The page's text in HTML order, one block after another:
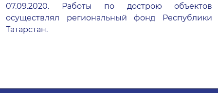
07.09.2020. Работы по дострою объектов
осуществлял региональный фонд Республики
Татарстан.